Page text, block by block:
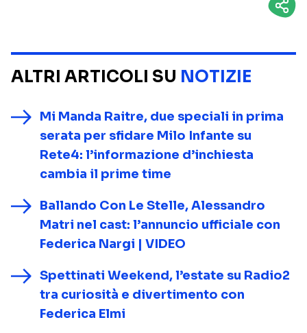
ALTRI ARTICOLI SU NOTIZIE
Mi Manda Raitre, due speciali in prima
serata per sfidare Milo Infante su
Rete4: l’informazione d’inchiesta
cambia il prime time
Ballando Con Le Stelle, Alessandro
Matri nel cast: l’annuncio ufficiale con
Federica Nargi | VIDEO
Spettinati Weekend, l’estate su Radio2
tra curiosità e divertimento con
Federica Elmi